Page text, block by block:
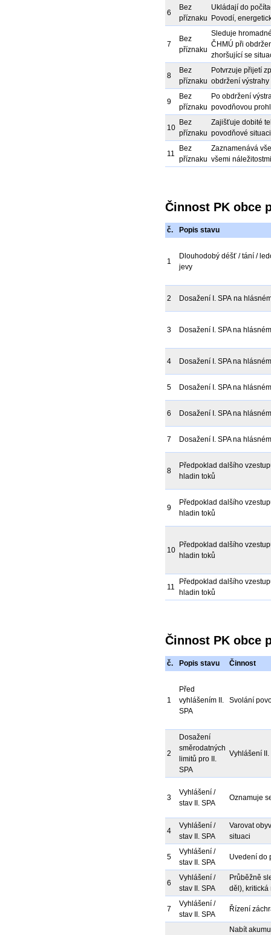
6
Bez
příznaku
Ukládají do
Povodí,
7
Bez
příznaku
Sleduje
ČHMÚ při
zhoršující se
8
Bez
příznaku
Potvrzuje přijetí
obdržení výstrahy
9
Bez
příznaku
Po obdržení
povodňovou
10
Bez
příznaku
Zajišťuje dobité
povodňové
11
Bez
příznaku
Zaznamenává
všemi
Činnost PK obce
č. Popis stavu
1
Dlouhodobý déšť / tání /
jevy
2 Dosažení I. SPA na
3 Dosažení I. SPA na
4 Dosažení I. SPA na
5 Dosažení I. SPA na
6 Dosažení I. SPA na
7 Dosažení I. SPA na
8
Předpoklad dalšího
hladin toků
9
Předpoklad dalšího
hladin toků
10
Předpoklad dalšího
hladin toků
11
Předpoklad dalšího
hladin toků
Činnost PK obce
č. Popis stavu Činnost
1
Před
vyhlášením II.
SPA
Svolání
2
Dosažení
směrodatných
limitů pro II.
SPA
Vyhlášení II.
3
Vyhlášení /
stav II. SPA
Oznamuje
4
Vyhlášení /
stav II. SPA
Varovat
situaci
5
Vyhlášení /
stav II. SPA
Uvedení do
6
Vyhlášení /
stav II. SPA
Průběžně
děl), kritická
7
Vyhlášení /
stav II. SPA
Řízení
Nabít